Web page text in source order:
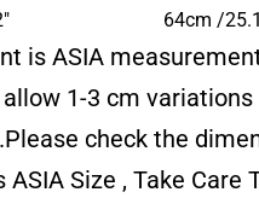
64cm /
is ASIA
1-3 cm variations
check the
ASIA Size , Take Care